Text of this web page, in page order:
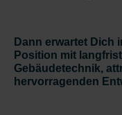
Dann erwartet Dich
Position mit
Gebäudetechnik,
hervorragenden